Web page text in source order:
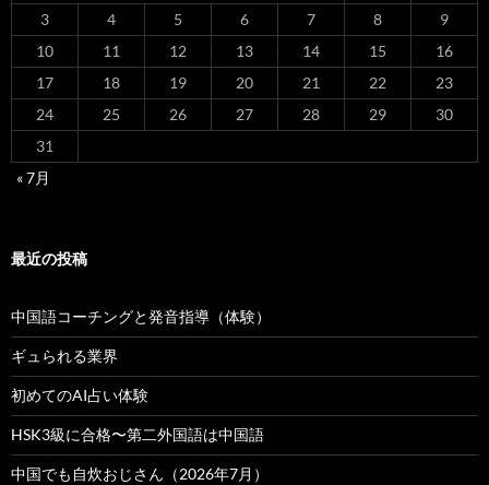
3
4 5 6 7 8
9
10
11 12 13 14 15
16
17
18 19 20 21 22
23
24
25 26 27 28 29
30
31
« 7月
最近の投稿
中国語コーチングと発音指導（体験）
ギュられる業界
初めてのAI占い体験
HSK3級に合格〜第二外国語は中国語
中国でも自炊おじさん（2026年7月）